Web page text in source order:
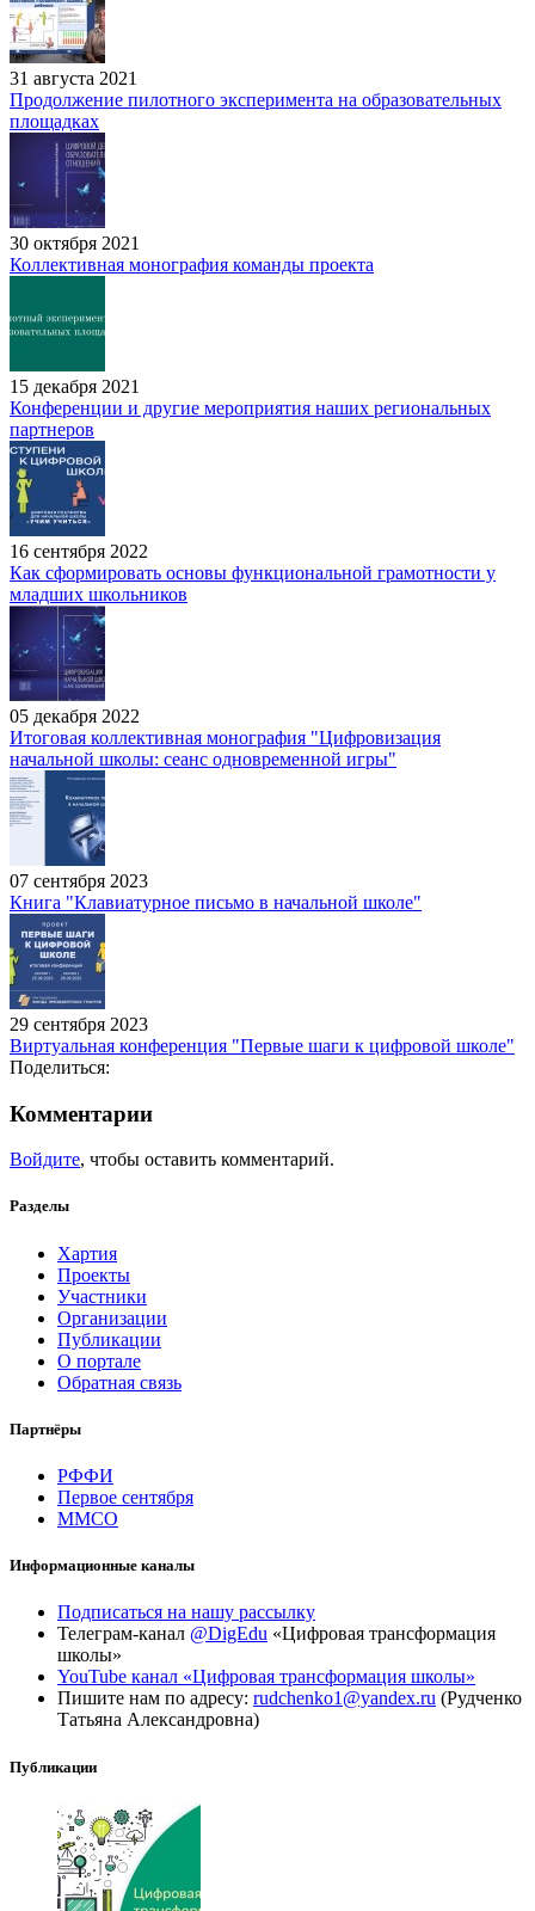
31 августа 2021
Продолжение пилотного эксперимента на образовательных
площадках
30 октября 2021
Коллективная монография команды проекта
15 декабря 2021
Конференции и другие мероприятия наших региональных
партнеров
16 сентября 2022
Как сформировать основы функциональной грамотности у
младших школьников
05 декабря 2022
Итоговая коллективная монография "Цифровизация
начальной школы: сеанс одновременной игры"
07 сентября 2023
Книга "Клавиатурное письмо в начальной школе"
29 сентября 2023
Виртуальная конференция "Первые шаги к цифровой школе"
Поделиться:
Комментарии
Войдите, чтобы оставить комментарий.
Разделы
Хартия
Проекты
Участники
Организации
Публикации
О портале
Обратная связь
Партнёры
РФФИ
Первое сентября
ММСО
Информационные каналы
Подписаться на нашу рассылку
Телеграм-канал @DigEdu «Цифровая трансформация
школы»
YouTube канал «Цифровая трансформация школы»
Пишите нам по адресу: rudchenko1@yandex.ru (Рудченко
Татьяна Александровна)
Публикации